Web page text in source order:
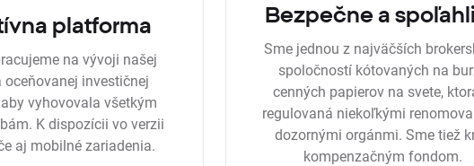
platforma
na vývoji našej
oceňovanej investičnej
vyhovovala všetkým
K dispozícii vo verzii
aj mobilné zariadenia.
Bezpečne a
Sme jednou z najväčších
spoločností kótovaných na
cenných papierov na svete,
regulovaná niekoľkými
dozornými orgánmi. Sme tiež
kompenzačným fondom.